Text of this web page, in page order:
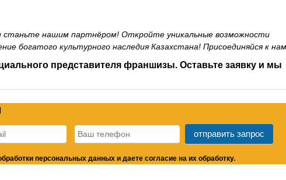
и станьте нашим партнёром! Откройте уникальные возможности
богатого культурного наследия Казахстана! Присоединяйся к
представителя франшизы. Оставьте заявку и мы
персональных данных и даете согласие на их обработку.